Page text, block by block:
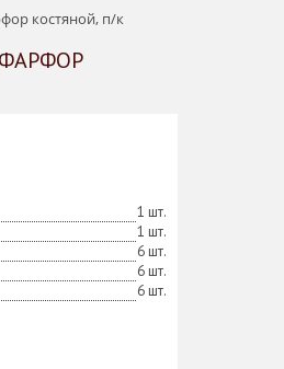
костяной, п/к
ФАРФОР
1 шт.
1 шт.
6 шт.
6 шт.
6 шт.